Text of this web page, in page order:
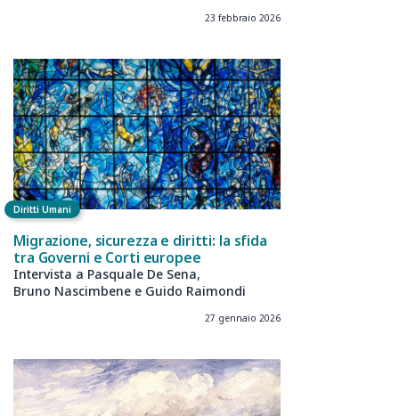
23 febbraio 2026
Diritti Umani
Migrazione, sicurezza e diritti: la sfida
tra Governi e Corti europee
Intervista a Pasquale De Sena,
Bruno Nascimbene e Guido Raimondi
27 gennaio 2026